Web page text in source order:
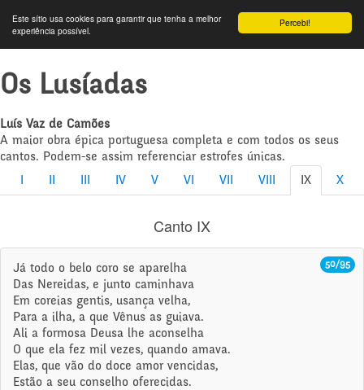
Percebi!
Este sítio usa cookies para garantir que tenha a melhor
experiência possível.
Os Lusíadas
Luís Vaz de Camões
A maior obra épica portuguesa completa e com todos os seus
cantos. Podem-se assim referenciar estrofes únicas.
IV V VI VII VIII IX X
Canto IX
50/95
Já todo o belo coro se aparelha
Das Nereidas, e junto caminhava
Em coreias gentis, usança velha,
Para a ilha, a que Vênus as guiava.
Ali a formosa Deusa lhe aconselha
O que ela fez mil vezes, quando amava.
Elas, que vão do doce amor vencidas,
Estão a seu conselho oferecidas.